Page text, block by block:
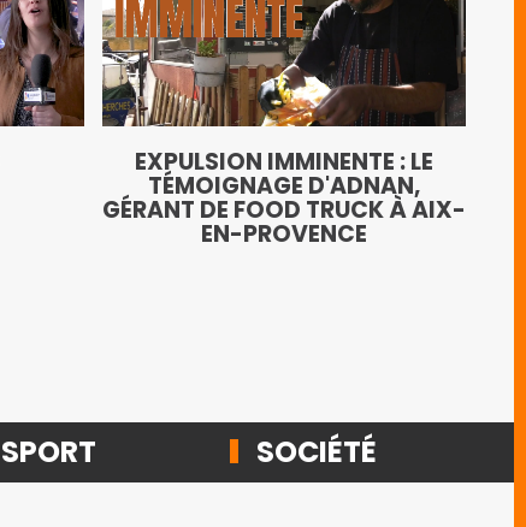
EXPULSION IMMINENTE : LE
TÉMOIGNAGE D'ADNAN,
GÉRANT DE FOOD TRUCK À AIX-
EN-PROVENCE
SPORT SOCIÉTÉ